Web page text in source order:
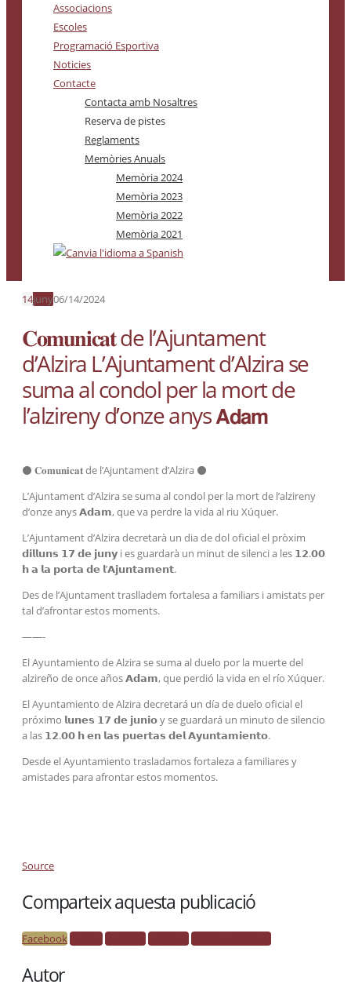
Associacions
Escoles
Programació Esportiva
Noticies
Contacte
Contacta amb Nosaltres
Reserva de pistes
Reglaments
Memòries Anuals
Memòria 2024
Memòria 2023
Memòria 2022
Memòria 2021
14juny06/14/2024
𝐂𝐨𝐦𝐮𝐧𝐢𝐜𝐚𝐭 de l’Ajuntament
d’Alzira L’Ajuntament d’Alzira se
suma al condol per la mort de
l’alzireny d’onze anys 𝗔𝗱𝗮𝗺
⚫️ 𝐂𝐨𝐦𝐮𝐧𝐢𝐜𝐚𝐭 de l’Ajuntament d’Alzira ⚫
L’Ajuntament d’Alzira se suma al condol per la mort de l’alzireny
d’onze anys 𝗔𝗱𝗮𝗺, que va perdre la vida al riu Xúquer.
L’Ajuntament d’Alzira decretarà un dia de dol oficial el pròxim
𝗱𝗶𝗹𝗹𝘂𝗻𝘀 𝟭𝟳 𝗱𝗲 𝗷𝘂𝗻𝘆 i es guardarà un minut de silenci a les 𝟭𝟮.𝟬𝟬
𝗵 𝗮 𝗹𝗮 𝗽𝗼𝗿𝘁𝗮 𝗱𝗲 𝗹’𝗔𝗷𝘂𝗻𝘁𝗮𝗺𝗲𝗻𝘁.
Des de l’Ajuntament traslladem fortalesa a familiars i amistats per
tal d’afrontar estos moments.
——-
El Ayuntamiento de Alzira se suma al duelo por la muerte del
alzireño de once años 𝗔𝗱𝗮𝗺, que perdió la vida en el río Xúquer.
El Ayuntamiento de Alzira decretará un día de duelo oficial el
próximo 𝗹𝘂𝗻𝗲𝘀 𝟭𝟳 𝗱𝗲 𝗷𝘂𝗻𝗶𝗼 y se guardará un minuto de silencio
a las 𝟭𝟮.𝟬𝟬 𝗵 𝗲𝗻 𝗹𝗮𝘀 𝗽𝘂𝗲𝗿𝘁𝗮𝘀 𝗱𝗲𝗹 𝗔𝘆𝘂𝗻𝘁𝗮𝗺𝗶𝗲𝗻𝘁𝗼.
Desde el Ayuntamiento trasladamos fortaleza a familiares y
amistades para afrontar estos momentos.
Source
Comparteix aquesta publicació
FacebookTwitterLinkedInGoogle +Correu electrònic
Autor